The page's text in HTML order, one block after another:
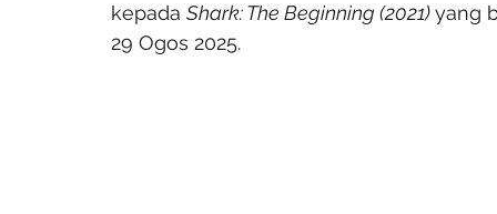
kepada Shark: The Beginning (2021) yang
29 Ogos 2025.